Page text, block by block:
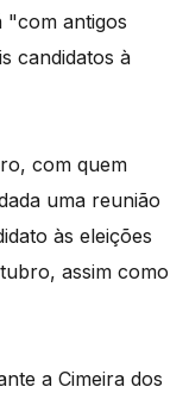
"com antigos
candidatos à
com quem
uma reunião
às eleições
assim como
a Cimeira dos